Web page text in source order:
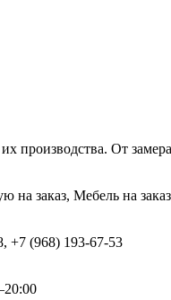
производства. От
заказ, Мебель на заказ
+7 (968) 193-67-53